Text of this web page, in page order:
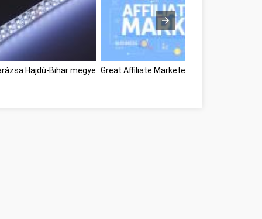
Hajdú-Bihar megye Great Affiliate Marketers Hajdú-Bihar